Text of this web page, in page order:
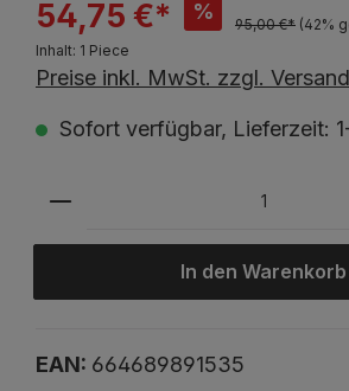
54,75 €* %
95,00 €* (42%
Inhalt: 1 Piece
Preise inkl. MwSt. zzgl.
Sofort verfügbar, Lieferzeit:
In den Warenkorb
EAN: 664689891535